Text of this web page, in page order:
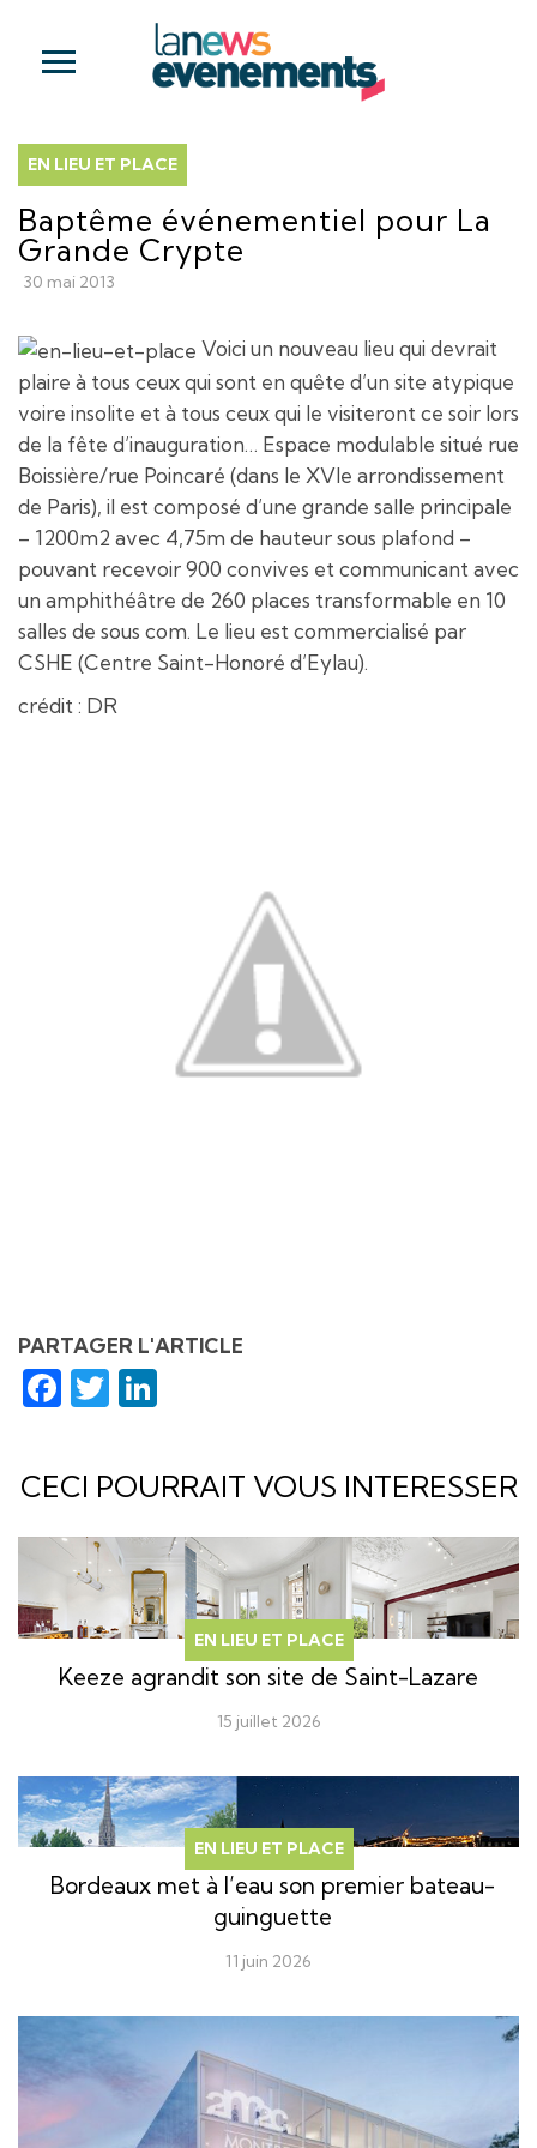
EN LIEU ET PLACE
Baptême événementiel pour La
Grande Crypte
30 mai 2013
Voici un nouveau lieu qui devrait
plaire à tous ceux qui sont en quête d’un site atypique
voire insolite et à tous ceux qui le visiteront ce soir lors
de la fête d’inauguration… Espace modulable situé rue
Boissière/rue Poincaré (dans le XVIe arrondissement
de Paris), il est composé d’une grande salle principale
– 1200m2 avec 4,75m de hauteur sous plafond –
pouvant recevoir 900 convives et communicant avec
un amphithéâtre de 260 places transformable en 10
salles de sous com. Le lieu est commercialisé par
CSHE (Centre Saint-Honoré d’Eylau).
crédit : DR
PARTAGER L'ARTICLE
Facebook
Twitter
CECI POURRAIT VOUS INTERESSER
EN LIEU ET PLACE
Keeze agrandit son site de Saint-Lazare
15 juillet 2026
EN LIEU ET PLACE
Bordeaux met à l’eau son premier bateau-
guinguette
11 juin 2026